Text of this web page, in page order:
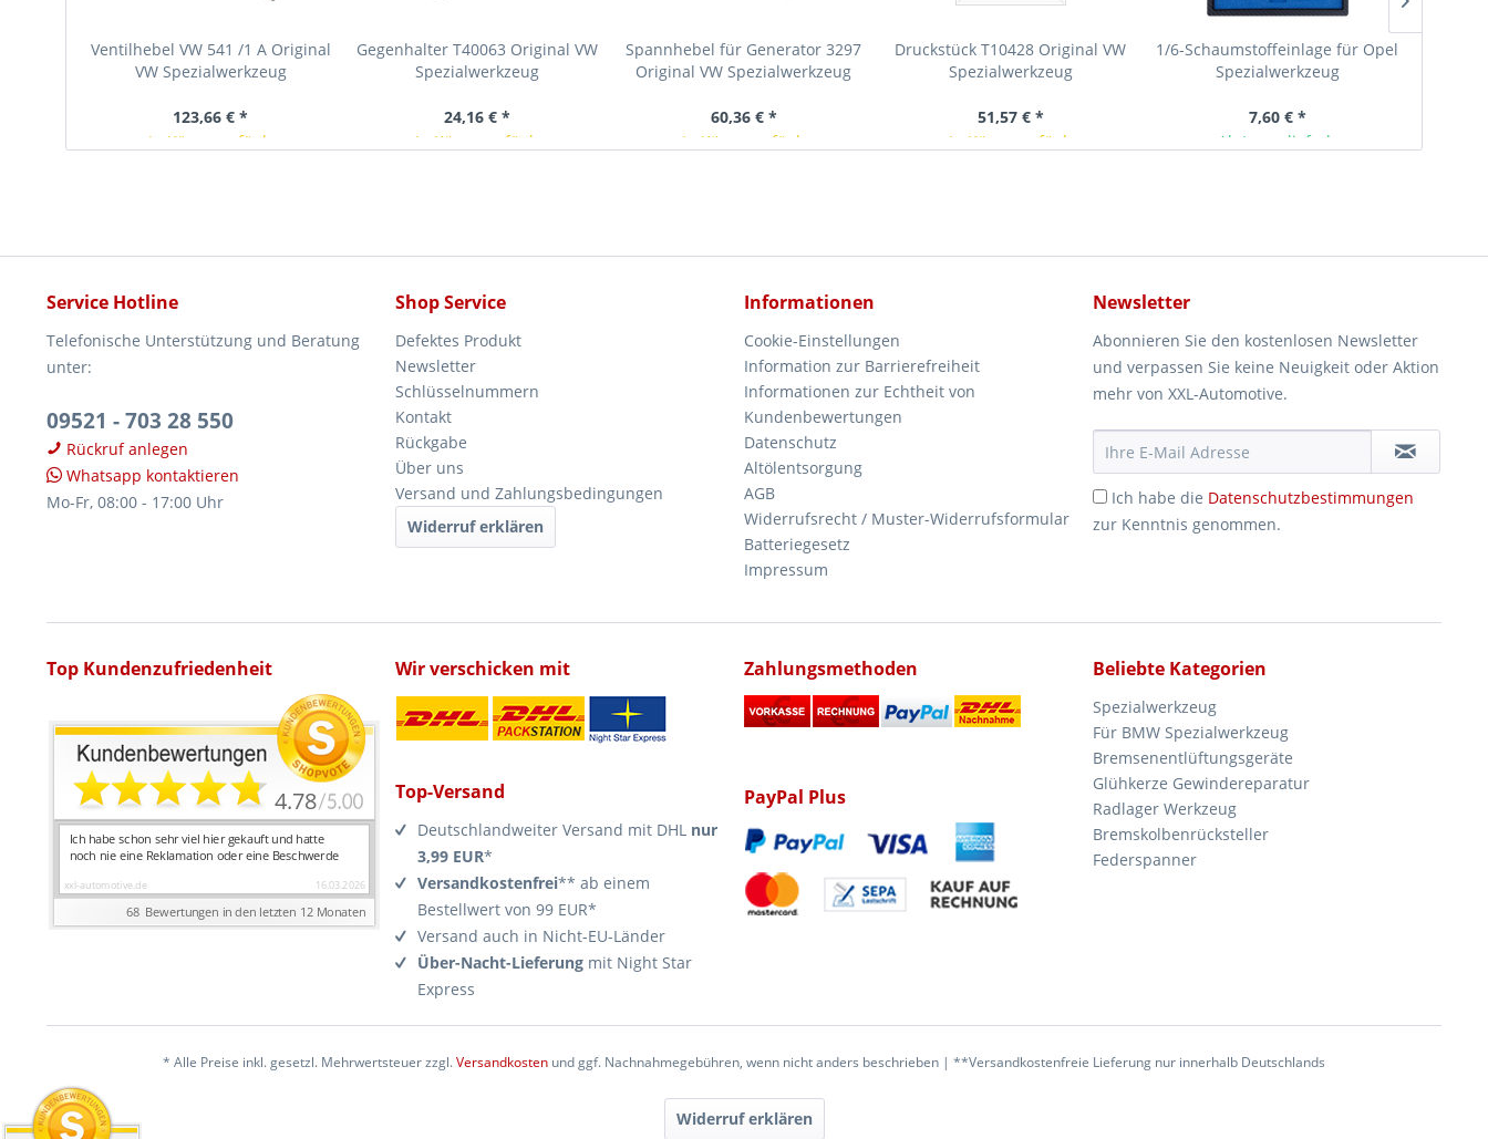
Ventilhebel VW 541 /1 A Original
VW Spezialwerkzeug
123,66 € *
In Kürze verfügbar
Gegenhalter T40063 Original VW
Spezialwerkzeug
24,16 € *
In Kürze verfügbar
Spannhebel für Generator 3297
Original VW Spezialwerkzeug
60,36 € *
In Kürze verfügbar
Druckstück T10428 Original VW
Spezialwerkzeug
51,57 € *
In Kürze verfügbar
1/6-Schaumstoffeinlage für Opel
Spezialwerkzeug
7,60 € *
Ab Lager lieferbar
Service Hotline
Telefonische Unterstützung und Beratung
unter:
09521 - 703 28 550
Rückruf anlegen
Whatsapp kontaktieren
Mo-Fr, 08:00 - 17:00 Uhr
Shop Service
Defektes Produkt
Newsletter
Schlüsselnummern
Kontakt
Rückgabe
Über uns
Versand und Zahlungsbedingungen
Widerruf erklären
Informationen
Cookie-Einstellungen
Information zur Barrierefreiheit
Informationen zur Echtheit von
Kundenbewertungen
Datenschutz
Altölentsorgung
AGB
Widerrufsrecht / Muster-Widerrufsformular
Batteriegesetz
Impressum
Newsletter
Abonnieren Sie den kostenlosen Newsletter
und verpassen Sie keine Neuigkeit oder Aktion
mehr von XXL-Automotive.
Ich habe die Datenschutzbestimmungen
zur Kenntnis genommen.
Top Kundenzufriedenheit Wir verschicken mit
Top-Versand
Deutschlandweiter Versand mit DHL nur
3,99 EUR*
Versandkostenfrei** ab einem
Bestellwert von 99 EUR*
Versand auch in Nicht-EU-Länder
Über-Nacht-Lieferung mit Night Star
Express
Zahlungsmethoden
PayPal Plus
Beliebte Kategorien
Spezialwerkzeug
Für BMW Spezialwerkzeug
Bremsenentlüftungsgeräte
Glühkerze Gewindereparatur
Radlager Werkzeug
Bremskolbenrücksteller
Federspanner
* Alle Preise inkl. gesetzl. Mehrwertsteuer zzgl.Versandkosten und ggf. Nachnahmegebühren, wenn nicht anders beschrieben | **Versandkostenfreie Lieferung nur innerhalb Deutschlands
Widerruf erklären